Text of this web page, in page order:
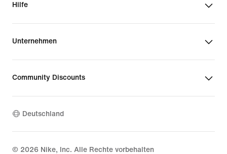
Hilfe
Unternehmen
Community Discounts
Deutschland
© 2026 Nike, Inc. Alle Rechte vorbehalten